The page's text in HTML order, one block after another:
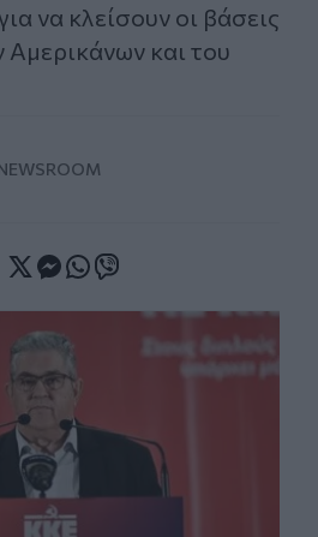
να κλείσουν οι βάσεις
και του